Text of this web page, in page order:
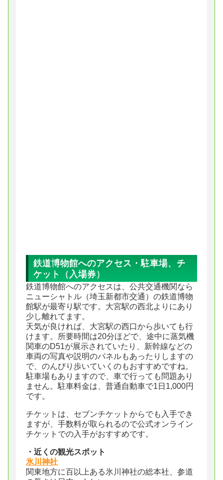
鉄道博物館へのアクセス・駐車場、チ
ケット（入場券）
鉄道博物館へのアクセスは、公共交通機関なら
ニューシャトル（埼玉新都市交通）の鉄道博物
館駅が最寄り駅です。大宮駅の西北よりにあり
少し離れてます。
天気が良ければ、大宮駅の西口から歩いても行
けます。所要時間は20分ほどで、途中に蒸気機
関車のD51が展示されていたり、新幹線などの
車両の写真や説明のパネルもあったりしますの
で、のんびり歩いていくのもおすすめですね。
駐車場もありますので、車で行っても問題あり
ません。駐車料金は、普通自動車で1日1,000円
です。
チケットは、セブンチケットからでも入手でき
ますが、手数料が取られるので公式オンライン
チケットでの入手がおすすめです。
・近くの観光スポット
氷川神社
関東地方に百以上ある氷川神社の総本社、参道